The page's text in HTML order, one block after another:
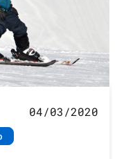
04/03/2020